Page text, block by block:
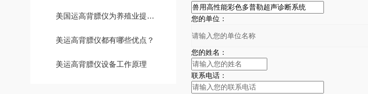
美国运高背膘仪为养殖业提供了重要的技术支持
美运高背膘仪都有哪些优点？
美运高背膘仪设备工作原理
您的单位：
您的姓名：
联系电话：